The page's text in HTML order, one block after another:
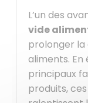
L’un des
vide
prolonger la
aliments. En
principaux
produits, ces